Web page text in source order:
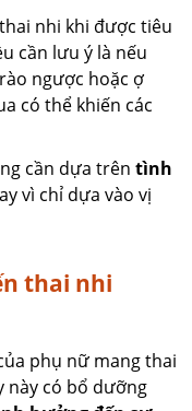
nhi khi được tiêu
cần lưu ý là nếu
ngược hoặc ợ
có thể khiến các
cần dựa trêntình
vì chỉ dựa vào vị
thai nhi
phụ nữ mang thai
này có bổ dưỡng